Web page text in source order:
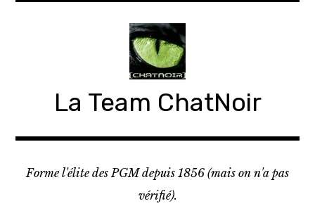
La Team ChatNoir
Forme l'élite des PGM depuis 1856 (mais on n'a pas
vérifié).